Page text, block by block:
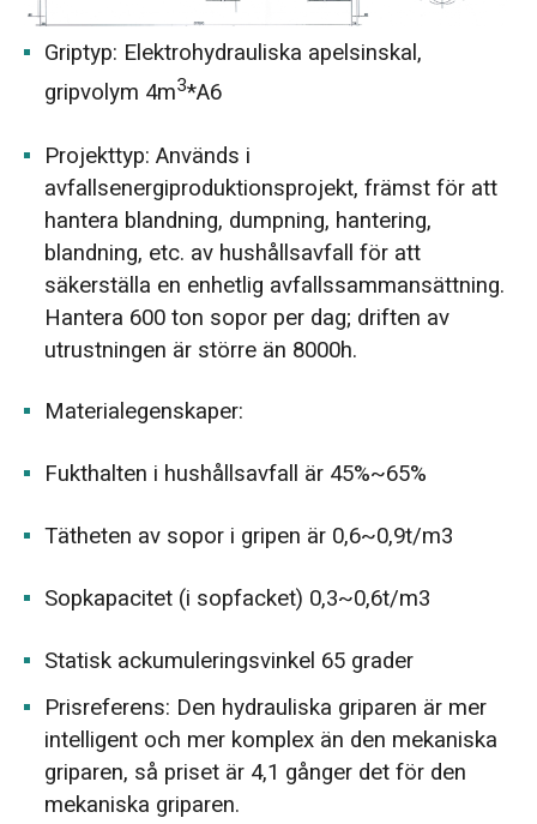
Griptyp: Elektrohydrauliska apelsinskal,
gripvolym 4m3*A6
Projekttyp: Används i
avfallsenergiproduktionsprojekt, främst för att
hantera blandning, dumpning, hantering,
blandning, etc. av hushållsavfall för att
säkerställa en enhetlig avfallssammansättning.
Hantera 600 ton sopor per dag; driften av
utrustningen är större än 8000h.
Materialegenskaper:
Fukthalten i hushållsavfall är 45%~65%
Tätheten av sopor i gripen är 0,6~0,9t/m3
Sopkapacitet (i sopfacket) 0,3~0,6t/m3
Statisk ackumuleringsvinkel 65 grader
Prisreferens: Den hydrauliska griparen är mer
intelligent och mer komplex än den mekaniska
griparen, så priset är 4,1 gånger det för den
mekaniska griparen.